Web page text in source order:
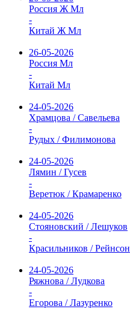
Россия Ж Мл
-
Китай Ж Мл
26-05-2026
Россия Мл
-
Китай Мл
24-05-2026
Храмцова / Савельева
-
Рудых / Филимонова
24-05-2026
Лямин / Гусев
-
Веретюк / Крамаренко
24-05-2026
Стояновский / Лешуков
-
Красильников / Рейнсон
24-05-2026
Ряжнова / Лудкова
-
Егорова / Лазуренко